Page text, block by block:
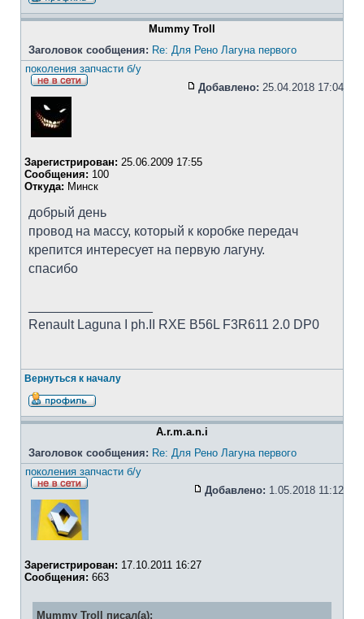
Mummy Troll
Заголовок сообщения: Re: Для Рено Лагуна первого
поколения запчасти б/у
Добавлено: 25.04.2018 17:04
Зарегистрирован: 25.06.2009 17:55
Сообщения: 100
Откуда: Минск
добрый день
провод на массу, который к коробке передач
крепится интересует на первую лагуну.
спасибо
Renault Laguna I ph.II RXE B56L F3R611 2.0 DP0
Вернуться к началу
A.r.m.a.n.i
Заголовок сообщения: Re: Для Рено Лагуна первого
поколения запчасти б/у
Добавлено: 1.05.2018 11:12
Зарегистрирован: 17.10.2011 16:27
Сообщения: 663
Mummy Troll писал(а):